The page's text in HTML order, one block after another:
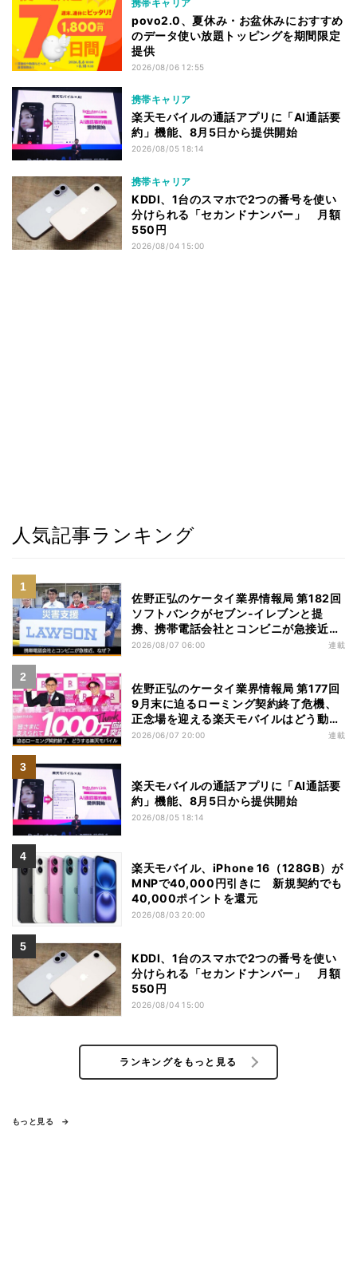
携帯キャリア
povo2.0、夏休み・お盆休みにおすすめ
のデータ使い放題トッピングを期間限定
提供
2026/08/06 12:55
携帯キャリア
楽天モバイルの通話アプリに「AI通話要
約」機能、8月5日から提供開始
2026/08/05 18:14
携帯キャリア
KDDI、1台のスマホで2つの番号を使い
分けられる「セカンドナンバー」 月額
550円
2026/08/04 15:00
人気記事ランキング
佐野正弘のケータイ業界情報局 第182回
ソフトバンクがセブン-イレブンと提
携、携帯電話会社とコンビニが急接近す
る理由は
2026/08/07 06:00 連載
佐野正弘のケータイ業界情報局 第177回
9月末に迫るローミング契約終了危機、
正念場を迎える楽天モバイルはどう動
く？
2026/06/07 20:00 連載
楽天モバイルの通話アプリに「AI通話要
約」機能、8月5日から提供開始
2026/08/05 18:14
楽天モバイル、iPhone 16（128GB）が
MNPで40,000円引きに 新規契約でも
40,000ポイントを還元
2026/08/03 20:00
KDDI、1台のスマホで2つの番号を使い
分けられる「セカンドナンバー」 月額
550円
2026/08/04 15:00
ランキングをもっと見る
もっと見る